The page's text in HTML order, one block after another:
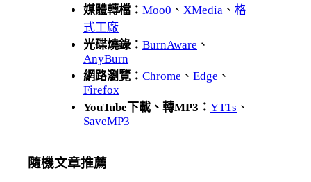
媒體轉檔： Moo0 、 XMedia 、 格
式工廠
光碟燒錄： BurnAware 、
AnyBurn
網路瀏覽： Chrome 、 Edge 、
Firefox
YouTube下載、轉MP3： YT1s 、
SaveMP3
隨機文章推薦